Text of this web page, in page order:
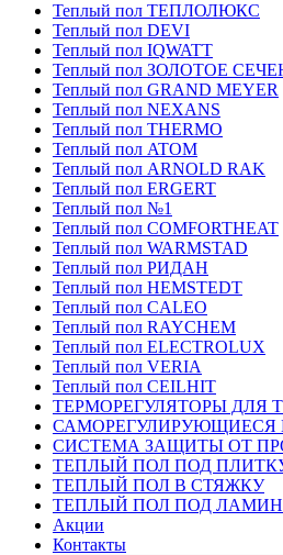
Теплый пол ТЕПЛОЛЮКС
Теплый пол DEVI
Теплый пол IQWATT
Теплый пол ЗОЛОТОЕ
Теплый пол GRAND MEYER
Теплый пол NEXANS
Теплый пол THERMO
Теплый пол ATOM
Теплый пол ARNOLD RAK
Теплый пол ERGERT
Теплый пол №1
Теплый пол COMFORTHEAT
Теплый пол WARMSTAD
Теплый пол РИДАН
Теплый пол HEMSTEDT
Теплый пол CALEO
Теплый пол RAYCHEM
Теплый пол ELECTROLUX
Теплый пол VERIA
Теплый пол CEILHIT
ТЕРМОРЕГУЛЯТОРЫ ДЛЯ
САМОРЕГУЛИРУЮЩИЕСЯ
СИСТЕМА ЗАЩИТЫ ОТ
ТЕПЛЫЙ ПОЛ ПОД
ТЕПЛЫЙ ПОЛ В СТЯЖКУ
ТЕПЛЫЙ ПОЛ ПОД
Акции
Контакты